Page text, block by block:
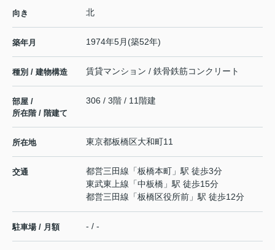
向き 北
築年月 1974年5月(築52年)
種別 / 建物構造 賃貸マンション / 鉄骨鉄筋コンクリート
部屋 /
所在階 / 階建て
306 / 3階 / 11階建
所在地 東京都板橋区大和町11
交通 都営三田線 「板橋本町 」駅 徒歩3分
東武東上線 「中板橋 」駅 徒歩15分
都営三田線 「板橋区役所前 」駅 徒歩12分
駐車場 / 月額 - / -